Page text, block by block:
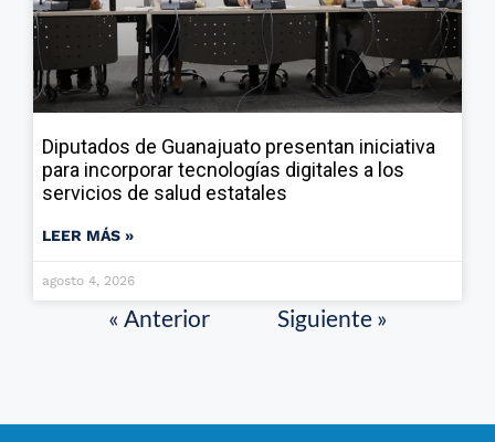
Diputados de Guanajuato presentan iniciativa
para incorporar tecnologías digitales a los
servicios de salud estatales
LEER MÁS »
agosto 4, 2026
« Anterior Siguiente »